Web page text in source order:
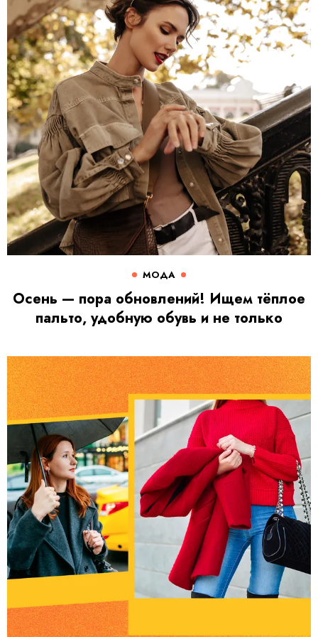
МОДА
Осень — пора обновлений! Ищем тёплое
пальто, удобную обувь и не только